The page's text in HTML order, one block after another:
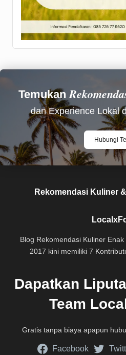
Temukan
dan Experience Lokal
Hubungi
Rekomendasi Kuliner
Blog Rekomendasi Kuliner
2017 kini memiliki 7
Dapatkan
Team
Gratis tanpa biaya apapun
Facebook